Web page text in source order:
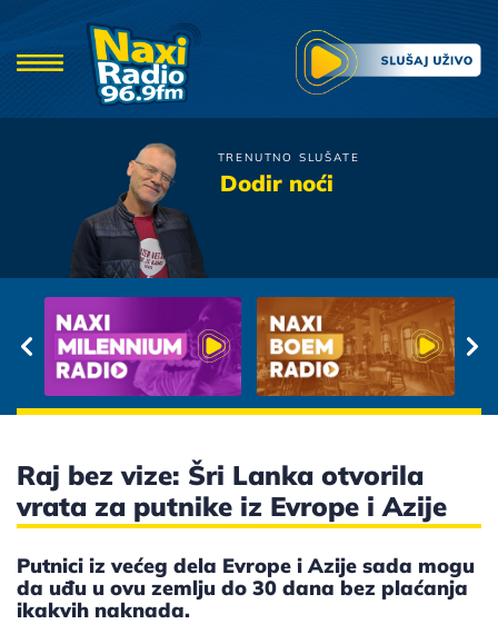
TRENUTNO SLUŠATE
Dodir noćiGabi Novak
Raj bez vize: Šri Lanka otvorila
vrata za putnike iz Evrope i Azije
Putnici iz većeg dela Evrope i Azije sada mogu
da uđu u ovu zemlju do 30 dana bez plaćanja
ikakvih naknada.